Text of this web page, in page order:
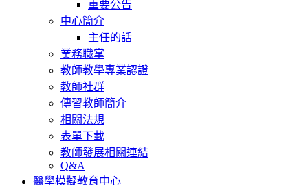
重要公告
中心簡介
主任的話
業務職掌
教師教學專業認證
教師社群
傳習教師簡介
相關法規
表單下載
教師發展相關連結
Q&A
醫學模擬教育中心